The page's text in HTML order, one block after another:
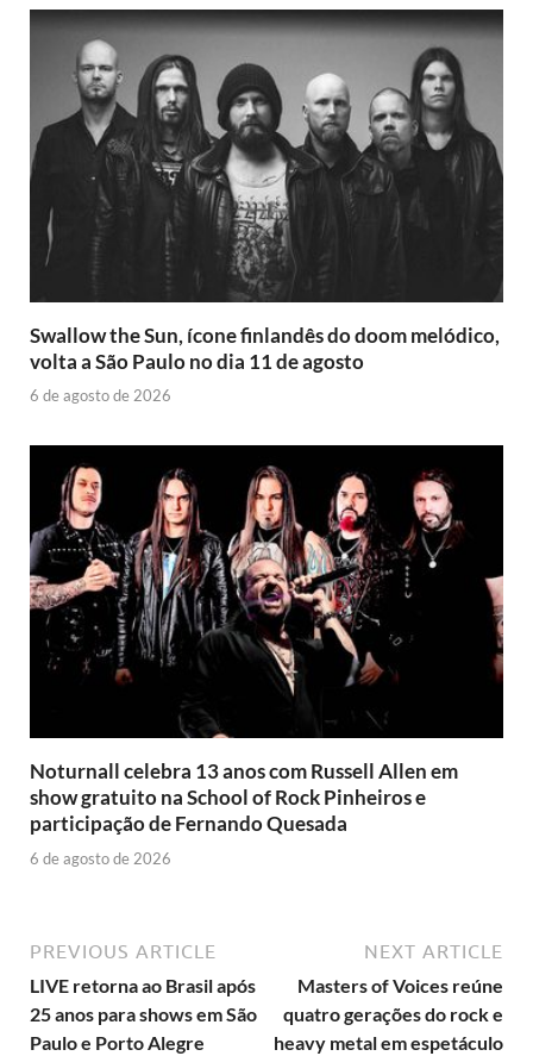
Swallow the Sun, ícone finlandês do doom melódico,
volta a São Paulo no dia 11 de agosto
6 de agosto de 2026
Noturnall celebra 13 anos com Russell Allen em
show gratuito na School of Rock Pinheiros e
participação de Fernando Quesada
6 de agosto de 2026
PREVIOUS ARTICLE
LIVE retorna ao Brasil após
25 anos para shows em São
Paulo e Porto Alegre
NEXT ARTICLE
Masters of Voices reúne
quatro gerações do rock e
heavy metal em espetáculo